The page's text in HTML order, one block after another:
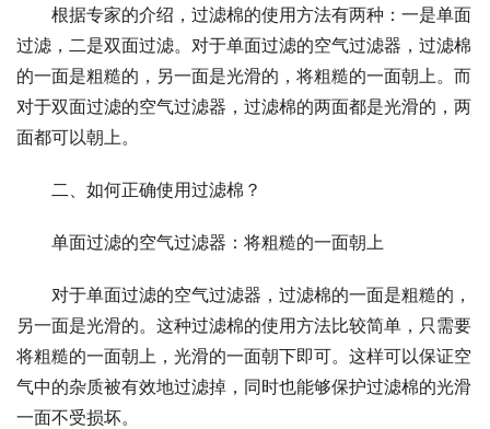
根据专家的介绍，过滤棉的使用方法有两种：一是单面
过滤，二是双面过滤。对于单面过滤的空气过滤器，过滤棉
的一面是粗糙的，另一面是光滑的，将粗糙的一面朝上。而
对于双面过滤的空气过滤器，过滤棉的两面都是光滑的，两
面都可以朝上。
二、如何正确使用过滤棉？
单面过滤的空气过滤器：将粗糙的一面朝上
对于单面过滤的空气过滤器，过滤棉的一面是粗糙的，
另一面是光滑的。这种过滤棉的使用方法比较简单，只需要
将粗糙的一面朝上，光滑的一面朝下即可。这样可以保证空
气中的杂质被有效地过滤掉，同时也能够保护过滤棉的光滑
一面不受损坏。